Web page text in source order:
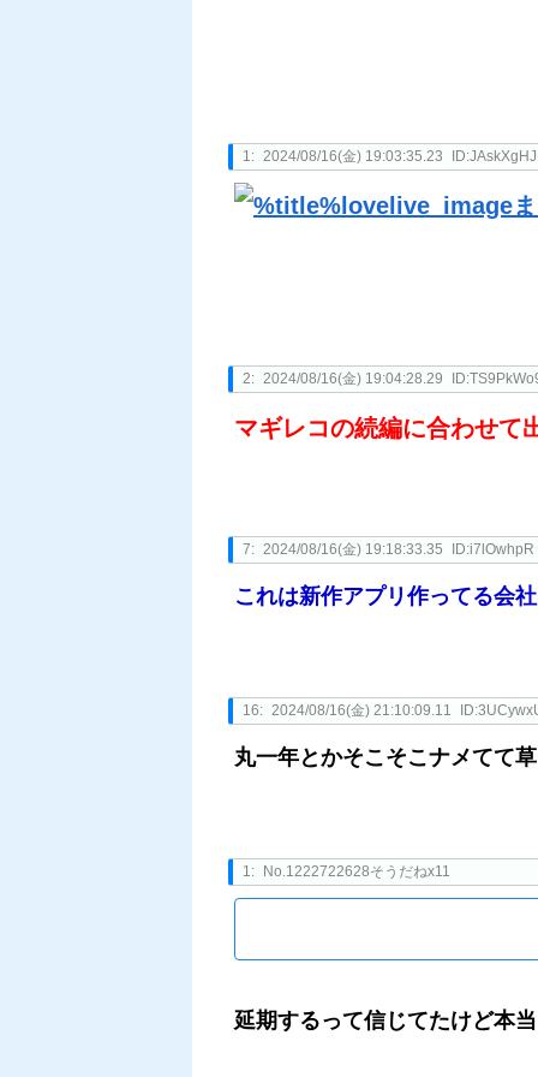
1: 2024/08/16(金) 19:03:35.23 ID:JAskXgHJ
2: 2024/08/16(金) 19:04:28.29
マギレコの続編に合わせて
7: 2024/08/16(金) 19:18:33.35 ID:i7lOwhpR
これは新作アプリ作ってる会
16: 2024/08/16(金) 21:10:09.11
丸一年とかそこそこナメてて草
1: No.1222722628そうだねx11
延期するって信じてたけど本